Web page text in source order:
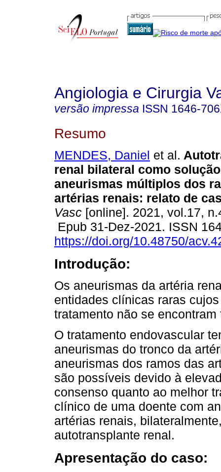
Angiologia e Cirurgia
versão impressa ISSN 1646-
Resumo
MENDES, Daniel et al.
renal bilateral como
aneurismas múltiplos dos
artérias renais: relato de
Vasc [online]. 2021, vol.17,
Epub 31-Dez-2021. ISSN
https://doi.org/10.48750/
Introdução:
Os aneurismas da artéria
entidades clínicas raras
tratamento não se
O tratamento endovascular
aneurismas do tronco da
aneurismas dos ramos das
são possíveis devido à
consenso quanto ao melhor
clínico de uma doente com
artérias renais,
autotransplante renal.
Apresentação do caso: